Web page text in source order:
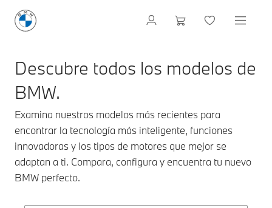
Descubre todos los modelos de
BMW.
Examina nuestros modelos más recientes para
encontrar la tecnología más inteligente, funciones
innovadoras y los tipos de motores que mejor se
adaptan a ti. Compara, configura y encuentra tu nuevo
BMW perfecto.